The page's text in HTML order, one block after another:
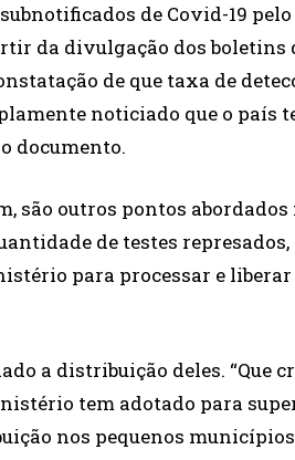
de Covid-19 pelo
da divulgação dos boletins
de que taxa de
noticiado que o país
documento.
são outros pontos abordados
de testes represados,
para processar e liberar
a distribuição deles. “Que
tem adotado para
nos pequenos